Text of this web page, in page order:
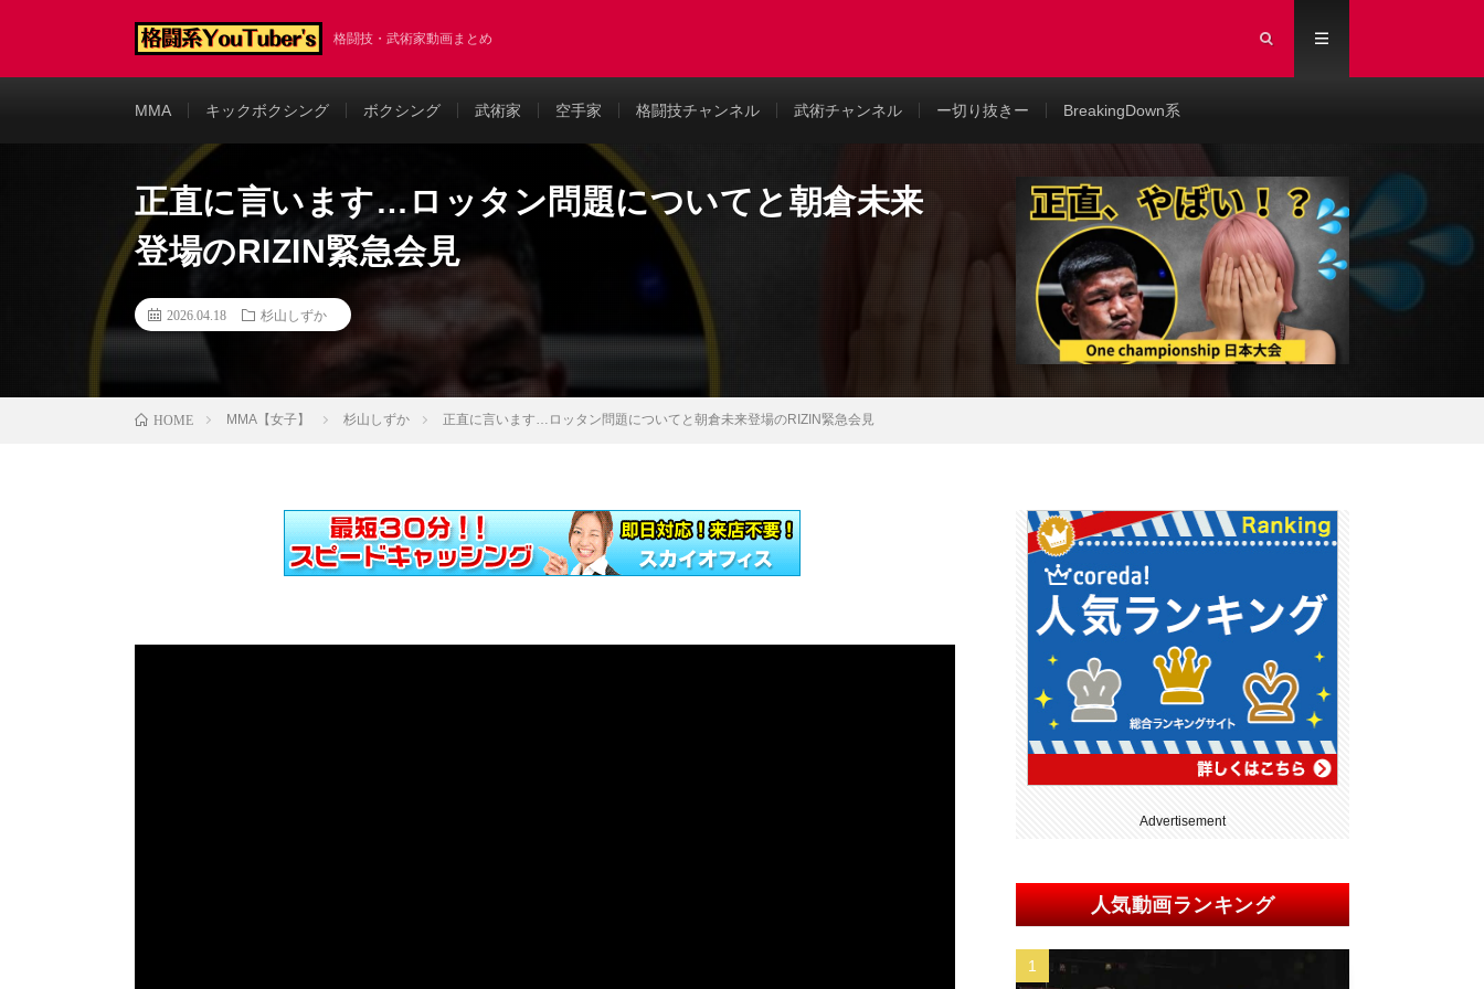
格闘技・武術家動画まとめ
MMA キックボクシング ボクシング 武術家 空手家 格闘技チャンネル 武術チャンネル ー切り抜きー BreakingDown系
正直に言います…ロッタン問題についてと朝倉未来
登場のRIZIN緊急会見
2026.04.18 杉山しずか
HOME MMA【女子】 杉山しずか 正直に言います…ロッタン問題についてと朝倉未来登場のRIZIN緊急会見
Advertisement
人気動画ランキング